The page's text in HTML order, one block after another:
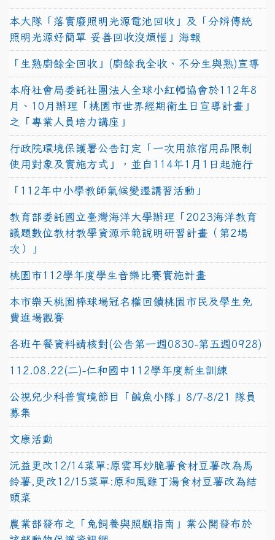
本大隊「落實廢照明光源電池回收」及「分辨傳統
照明光源好簡單 妥善回收沒煩惱」海報
「生熟廚餘全回收」(廚餘我全收、不分生與熟)宣導
本府社會局委託社團法人全球小紅帽協會於112年8
月、10月辦理「桃園市世界經期衛生日宣導計畫」
之「專業人員培力講座」
行政院環境保護署公告訂定「一次用旅宿用品限制
使用對象及實施方式」，並自114年1月1日起施行
「112年中小學教師氣候變遷講習活動」
教育部委託國立臺灣海洋大學辦理「2023海洋教育
議題數位教材教學資源示範說明研習計畫（第2場
次）」
桃園市112學年度學生音樂比賽實施計畫
本市樂天桃園棒球場冠名權回饋桃園市民及學生免
費進場觀賽
各班午餐資料請核對(公告第一週0830-第五週0928)
112.08.22(二)-仁和國中112學年度新生訓練
公視兒少科普實境節目「鹹魚小隊」8/7-8/21 隊員
募集
文康活動
沅益更改12/14菜單:原雲耳炒脆薯食材豆薯改為馬
鈴薯,更改12/15菜單:原和風雞丁湯食材豆薯改為結
頭菜
農業部發布之「兔飼養與照顧指南」業公開發布於